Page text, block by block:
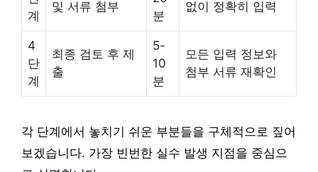
계
및 서류 첨부
분
없이 정확히 입력
4
단
계
최종 검토 후 제
출
5-
10
분
모든 입력 정보와
첨부 서류 재확인
각 단계에서 놓치기 쉬운 부분들을 구체적으로 짚어
보겠습니다. 가장 빈번한 실수 발생 지점을 중심으